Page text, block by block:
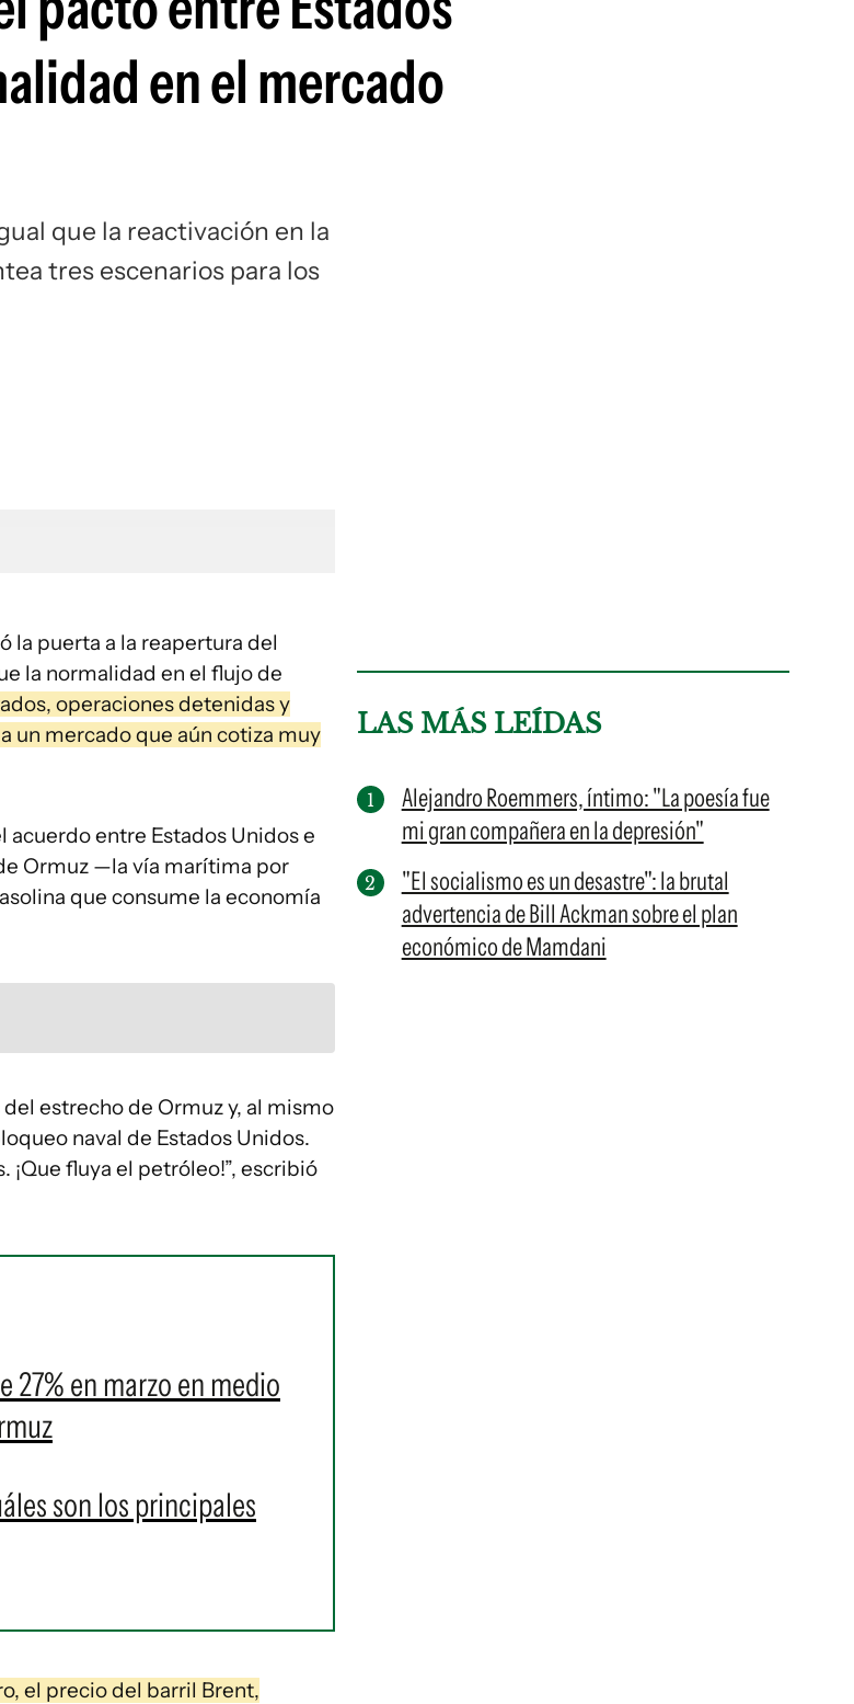
Siguenos en:
en el mercado
que la reactivación en la
tres escenarios para los
la puerta a la reapertura del
la normalidad en el flujo de
operaciones detenidas y
un mercado que aún cotiza muy
acuerdo entre Estados Unidos e
Ormuz —la vía marítima por
que consume la economía
estrecho de Ormuz y, al mismo
naval de Estados Unidos.
fluya el petróleo!”, escribió
27% en marzo en medio
son los principales
el precio del barril Brent,
LAS MÁS LEÍDAS
Alejandro Roemmers, íntimo: "La poesía fue
mi gran compañera en la depresión"
"El socialismo es un desastre": la brutal
advertencia de Bill Ackman sobre el plan
económico de Mamdani